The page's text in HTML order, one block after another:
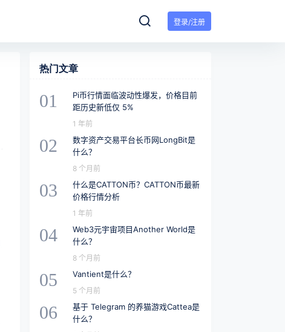
登录/注册
热门文章
01
Pi币行情面临波动性爆发，价格目前
距历史新低仅 5%
1 年前
02
数字资产交易平台长币网LongBit是
什么？
8 个月前
03
什么是CATTON币？CATTON币最新
价格行情分析
1 年前
04
Web3元宇宙项目Another World是
什么？
8 个月前
05 Vantient是什么？
5 个月前
06
基于 Telegram 的养猫游戏Cattea是
什么？